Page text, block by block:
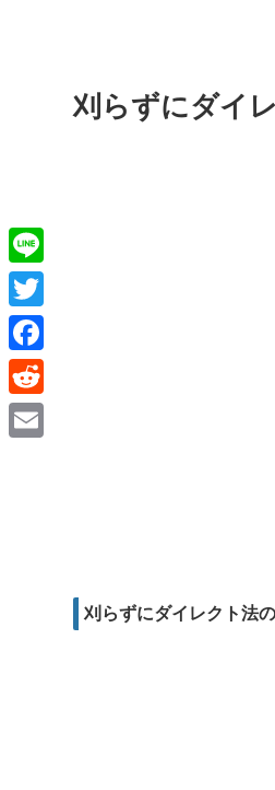
刈らずにダイ
刈らずにダイレクト法
L
i
n
e
T
w
i
t
F
a
c
R